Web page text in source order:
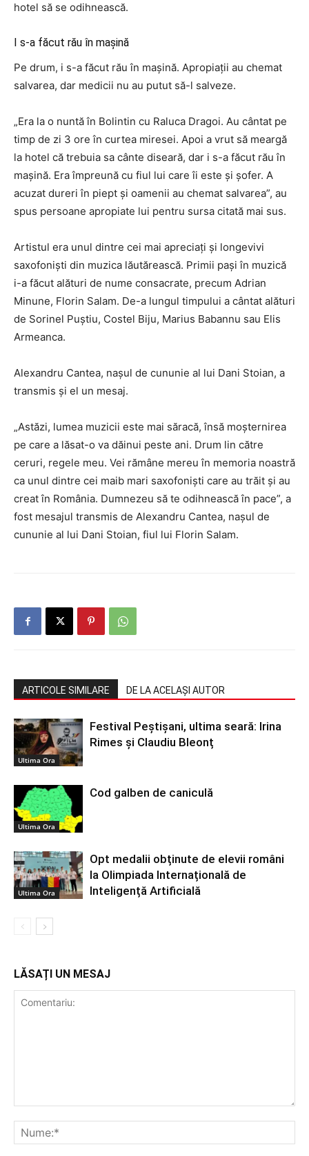
hotel să se odihnească.
I s-a făcut rău în mașină
Pe drum, i s-a făcut rău în mașină. Apropiații au chemat
salvarea, dar medicii nu au putut să-l salveze.
„Era la o nuntă în Bolintin cu Raluca Dragoi. Au cântat pe
timp de zi 3 ore în curtea miresei. Apoi a vrut să meargă
la hotel că trebuia sa cânte diseară, dar i s-a făcut rău în
mașină. Era împreună cu fiul lui care îi este și șofer. A
acuzat dureri în piept și oamenii au chemat salvarea”, au
spus persoane apropiate lui pentru sursa citată mai sus.
Artistul era unul dintre cei mai apreciați și longevivi
saxofoniști din muzica lăutărească. Primii pași în muzică
i-a făcut alături de nume consacrate, precum Adrian
Minune, Florin Salam. De-a lungul timpului a cântat alături
de Sorinel Puștiu, Costel Biju, Marius Babannu sau Elis
Armeanca.
Alexandru Cantea, nașul de cununie al lui Dani Stoian, a
transmis și el un mesaj.
„Astăzi, lumea muzicii este mai săracă, însă moșternirea
pe care a lăsat-o va dăinui peste ani. Drum lin către
ceruri, regele meu. Vei rămâne mereu în memoria noastră
ca unul dintre cei maib mari saxofoniști care au trăit și au
creat în România. Dumnezeu să te odihnească în pace”, a
fost mesajul transmis de Alexandru Cantea, nașul de
cununie al lui Dani Stoian, fiul lui Florin Salam.
ARTICOLE SIMILARE DE LA ACELAȘI AUTOR
Ultima Ora
Festival Peștișani, ultima seară: Irina
Rimes și Claudiu Bleonț
Ultima Ora
Cod galben de caniculă
Ultima Ora
Opt medalii obținute de elevii români
la Olimpiada Internațională de
Inteligență Artificială
LĂSAȚI UN MESAJ